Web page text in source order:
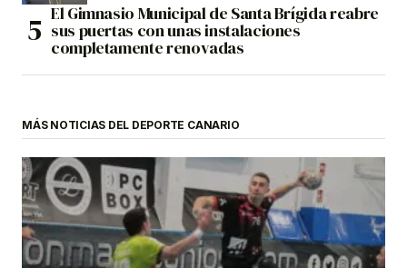
El Gimnasio Municipal de Santa Brígida reabre
sus puertas con unas instalaciones
completamente renovadas
MÁS NOTICIAS DEL DEPORTE CANARIO